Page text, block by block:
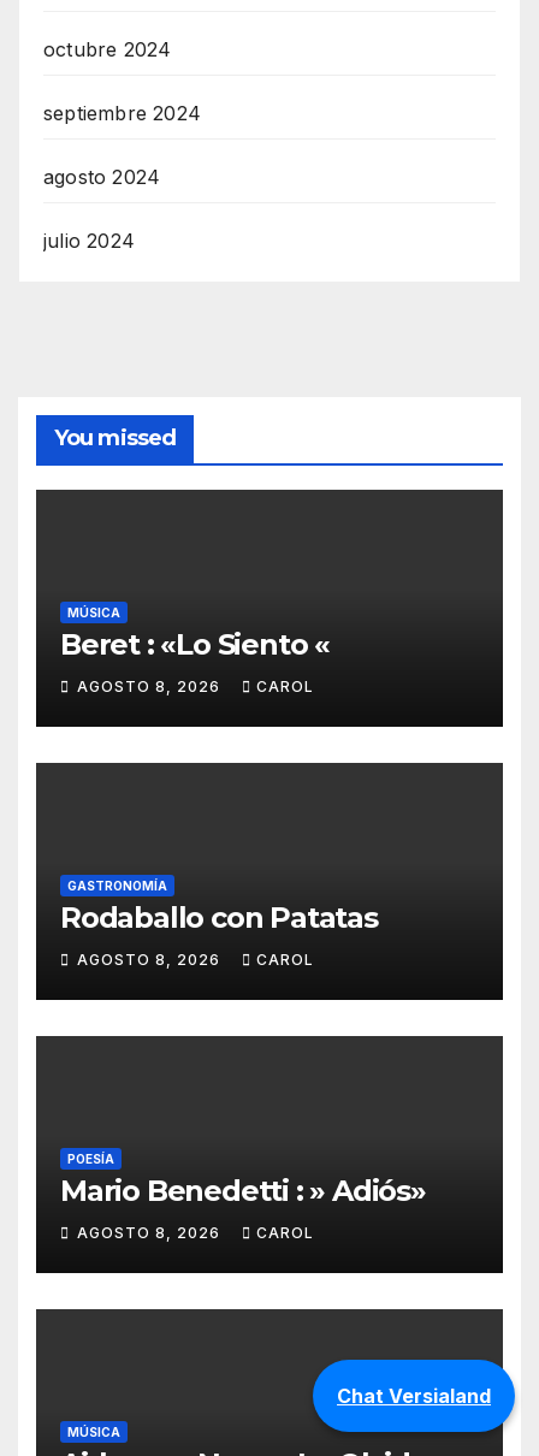
Chat Versialand
octubre 2024
septiembre 2024
agosto 2024
julio 2024
You missed
MÚSICA
Beret : «Lo Siento «
AGOSTO 8, 2026 CAROL
GASTRONOMÍA
Rodaballo con Patatas
AGOSTO 8, 2026 CAROL
POESÍA
Mario Benedetti : » Adiós»
AGOSTO 8, 2026 CAROL
MÚSICA